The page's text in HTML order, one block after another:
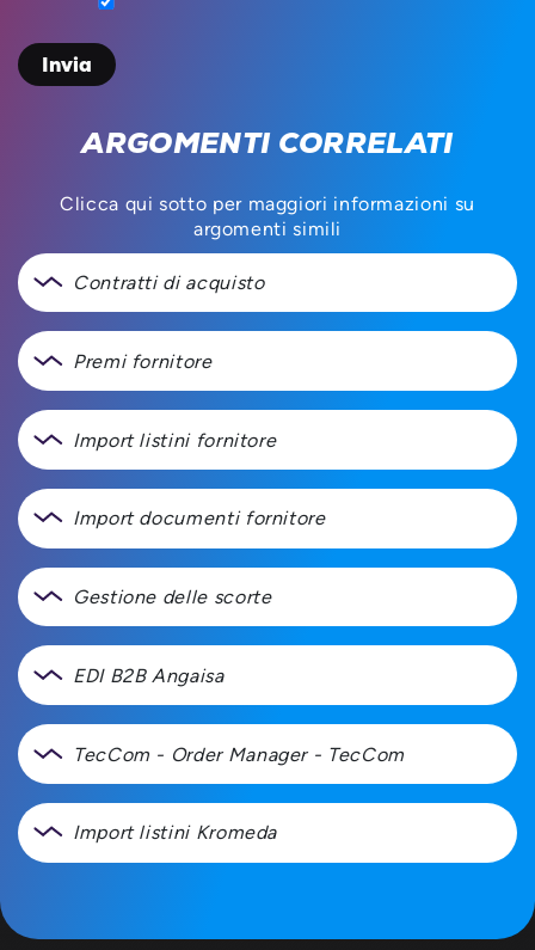
ARGOMENTI CORRELATI
Clicca qui sotto per maggiori informazioni su
argomenti simili
Contratti di acquisto
Premi fornitore
Import listini fornitore
Import documenti fornitore
Gestione delle scorte
EDI B2B Angaisa
TecCom - Order Manager - TecCom
Import listini Kromeda